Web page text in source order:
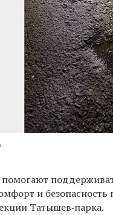
и б
Татышев‑парка.